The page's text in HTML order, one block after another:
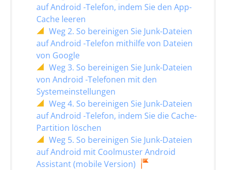
auf Android -Telefon, indem Sie den App-
Cache leeren
Weg 2. So bereinigen Sie Junk-Dateien
auf Android -Telefon mithilfe von Dateien
von Google
Weg 3. So bereinigen Sie Junk-Dateien
von Android -Telefonen mit den
Systemeinstellungen
Weg 4. So bereinigen Sie Junk-Dateien
auf Android -Telefon, indem Sie die Cache-
Partition löschen
Weg 5. So bereinigen Sie Junk-Dateien
auf Android mit Coolmuster Android
Assistant (mobile Version)